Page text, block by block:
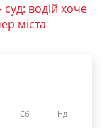
водій хоче
міста
Сб Нд